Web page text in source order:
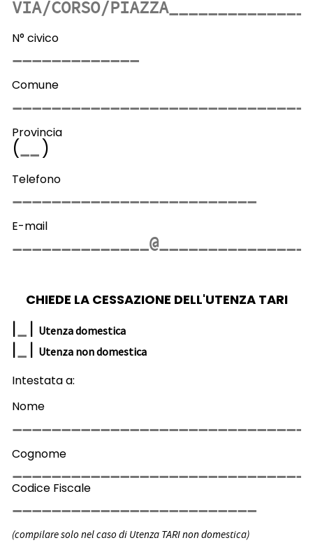
N° civico
Comune
Provincia
( )
Telefono
E-mail
CHIEDE LA CESSAZIONE DELL'UTENZA TARI
| | Utenza domestica
| | Utenza non domestica
Intestata a:
Nome
Cognome
Codice Fiscale
(compilare solo nel caso di Utenza TARI non domestica)